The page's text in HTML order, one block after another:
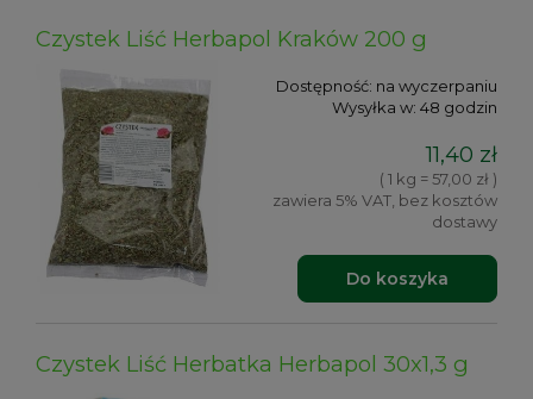
Czystek Liść Herbapol Kraków 200 g
Dostępność: na wyczerpaniu
Wysyłka w: 48 godzin
11,40 zł
( 1 kg = 57,00 zł )
zawiera 5% VAT, bez kosztów
dostawy
Do koszyka
Czystek Liść Herbatka Herbapol 30x1,3 g